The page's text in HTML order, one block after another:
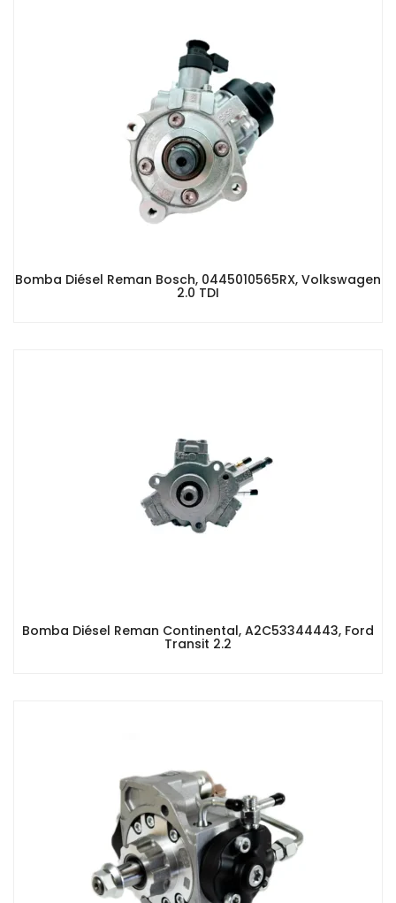
Bomba Diésel Reman Bosch, 0445010565RX, Volkswagen
2.0 TDI
Bomba Diésel Reman Continental, A2C53344443, Ford
Transit 2.2